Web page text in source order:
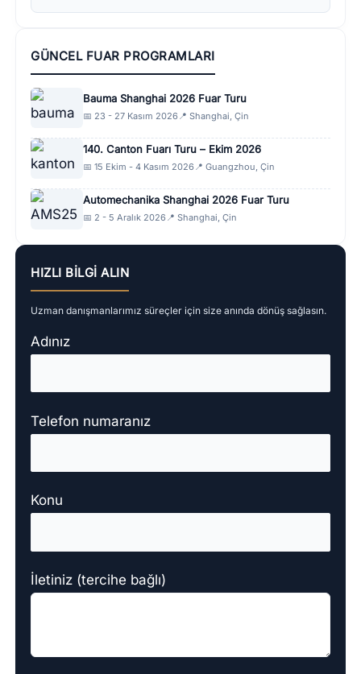
GÜNCEL FUAR PROGRAMLARI
Bauma Shanghai 2026 Fuar Turu
📅 23 - 27 Kasım 2026 📍 Shanghai, Çin
140. Canton Fuarı Turu – Ekim 2026
📅 15 Ekim - 4 Kasım 2026 📍 Guangzhou, Çin
Automechanika Shanghai 2026 Fuar Turu
📅 2 - 5 Aralık 2026 📍 Shanghai, Çin
HIZLI BILGI ALIN
Uzman danışmanlarımız süreçler için size anında dönüş sağlasın.
Adınız
Telefon numaranız
Konu
İletiniz (tercihe bağlı)